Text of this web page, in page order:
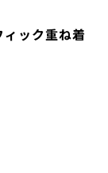
ック重ね着